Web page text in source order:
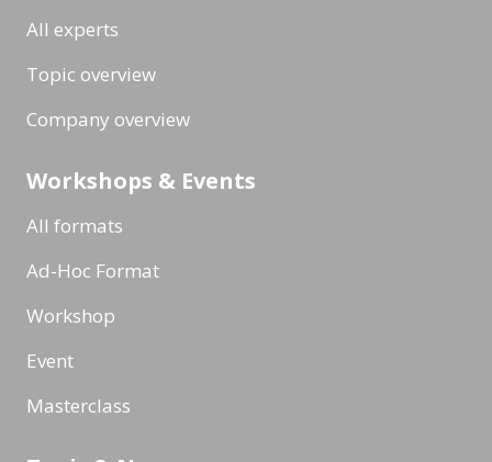
All experts
Topic overview
Company overview
Workshops & Events
All formats
Ad-Hoc Format
Workshop
Event
Masterclass